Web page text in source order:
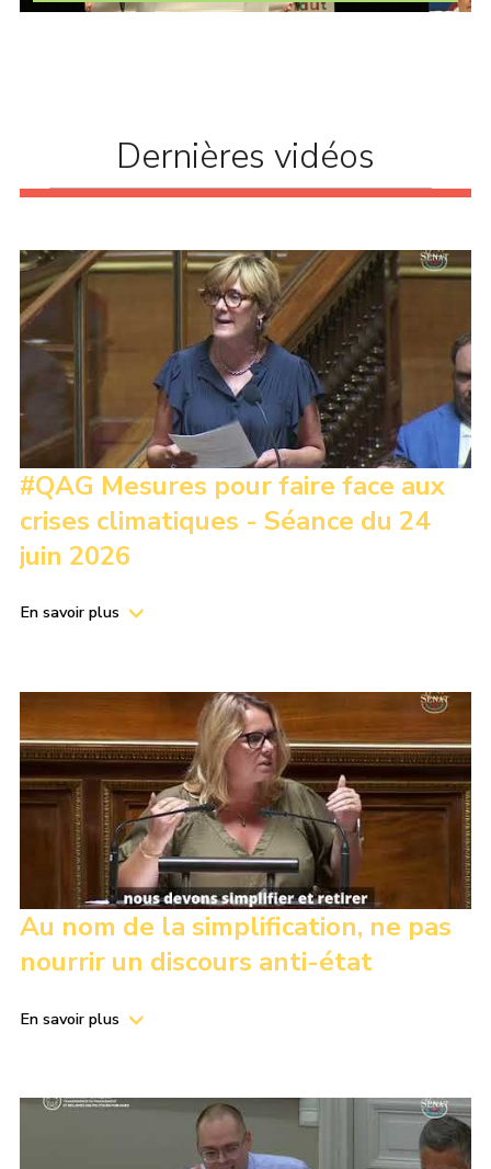
Michelle Gréaume et Alexandre Basquin étaient
Dernières vidéos
#QAG Mesures pour faire face aux
crises climatiques - Séance du 24
juin 2026
En savoir plus
Au nom de la simplification, ne pas
nourrir un discours anti-état
En savoir plus